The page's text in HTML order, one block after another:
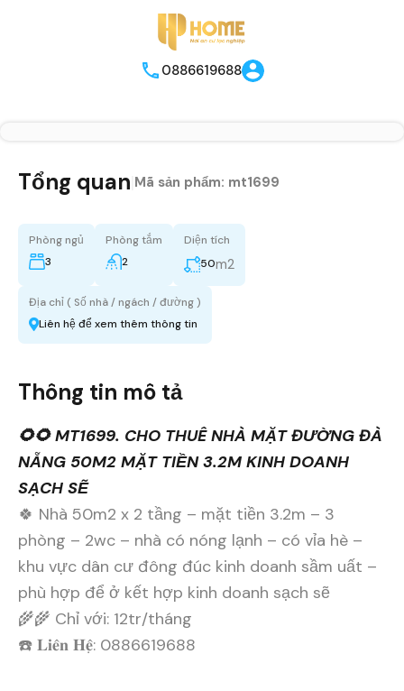
0886619688
Tổng quan Mã sản phẩm: mt1699
Phòng ngủ
3
Phòng tắm
2
Diện tích
50m2
Địa chỉ ( Số nhà / ngách / đường )
Liên hệ để xem thêm thông tin
Thông tin mô tả
🌻🌻 MT1699. CHO THUÊ NHÀ MẶT ĐƯỜNG ĐÀ
NẴNG 50M2 MẶT TIỀN 3.2M KINH DOANH
SẠCH SẼ
🍀 Nhà 50m2 x 2 tầng – mặt tiền 3.2m – 3
phòng – 2wc – nhà có nóng lạnh – có vỉa hè –
khu vực dân cư đông đúc kinh doanh sầm uất –
phù hợp để ở kết hợp kinh doanh sạch sẽ
🌾🌾 Chỉ với: 12tr/tháng
☎️ 𝐋𝐢𝐞̂𝐧 𝐇𝐞̣̂: 0886619688